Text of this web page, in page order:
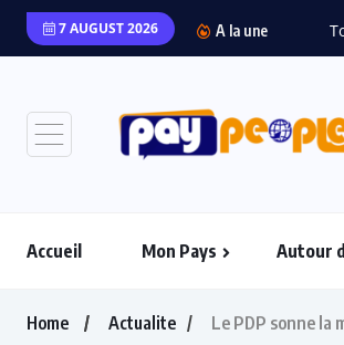
7 AUGUST 2026 A la une
Accueil Mon Pays Autour
Home Actualite Le PDP sonne la